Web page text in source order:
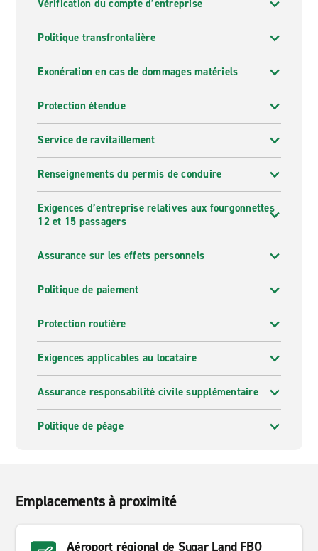
Vérification du compte d’entreprise
Politique transfrontalière
Exonération en cas de dommages matériels
Protection étendue
Service de ravitaillement
Renseignements du permis de conduire
Exigences d’entreprise relatives aux fourgonnettes
12 et 15 passagers
Assurance sur les effets personnels
Politique de paiement
Protection routière
Exigences applicables au locataire
Assurance responsabilité civile supplémentaire
Politique de péage
Emplacements à proximité
Aéroport régional de Sugar Land FBO